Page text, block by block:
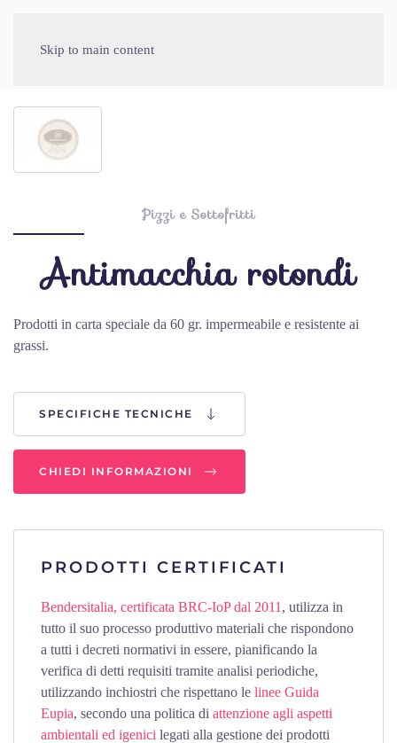
Skip to main content
Pizzi e Sottofritti
Antimacchia rotondi
Prodotti in carta speciale da 60 gr. impermeabile e resistente ai
grassi.
SPECIFICHE TECNICHE
CHIEDI INFORMAZIONI
PRODOTTI CERTIFICATI
Bendersitalia, certificata BRC-IoP dal 2011 , utilizza in
tutto il suo processo produttivo materiali che rispondono
a tutti i decreti normativi in essere, pianificando la
verifica di detti requisiti tramite analisi periodiche,
utilizzando inchiostri che rispettano le linee Guida
Eupia, secondo una politica di attenzione agli aspetti
ambientali ed igenici legati alla gestione dei prodotti